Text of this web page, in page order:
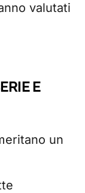
valutati
E
un